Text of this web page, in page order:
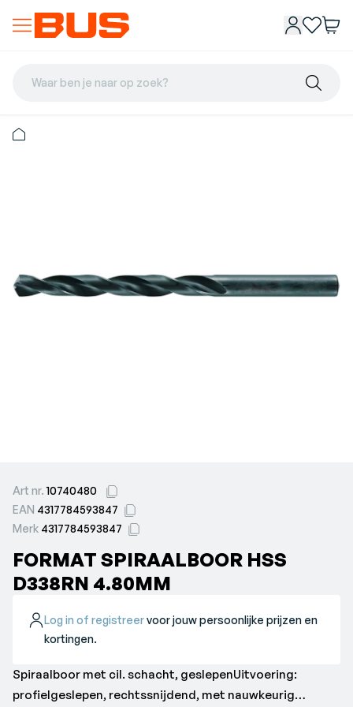
Waar ben je naar op zoek?
Art nr.10740480
EAN 4317784593847
Merk 4317784593847
FORMAT SPIRAALBOOR HSS
D338RN 4.80MM
Log in of registreervoor jouw persoonlijke prijzen en
kortingen.
Spiraalboor met cil. schacht, geslepenUitvoering:
profielgeslepen, rechtssnijdend, met nauwkeurig